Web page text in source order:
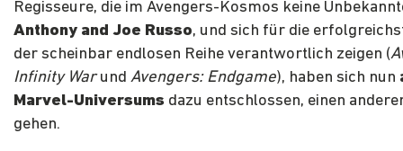
Regisseure, die im Avengers-Kosmos keine
Anthony and Joe Russo, und sich für die
der scheinbar endlosen Reihe verantwortlich zeigen (
Infinity Warund Avengers: Endgame), haben sich nun
Marvel-Universums dazu entschlossen, einen
gehen.